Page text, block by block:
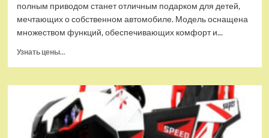
полным приводом станет отличным подарком для детей,
мечтающих о собственном автомобиле. Модель оснащена
множеством функций, обеспечивающих комфорт и...
Узнать цены...
Детский
электромобиль
RiverToys
K999PX
белый